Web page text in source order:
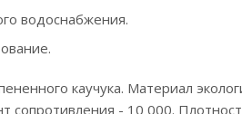
водоснабжения.
каучука. Материал
сопротивления - 10 000.